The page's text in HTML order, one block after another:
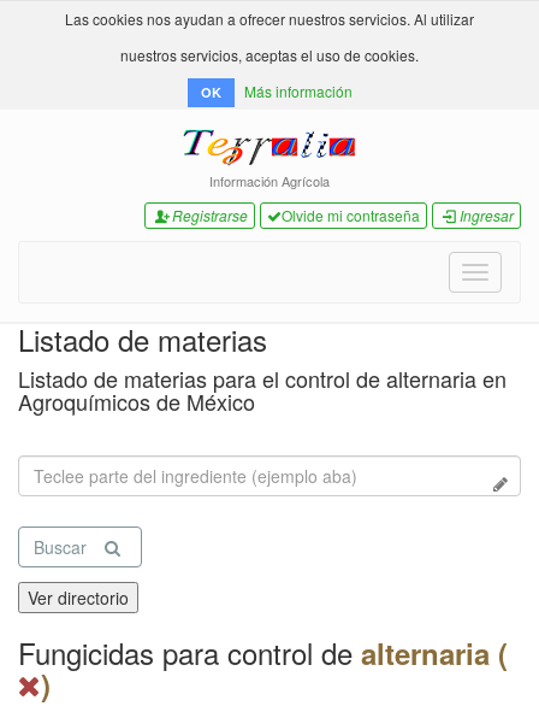
Las cookies nos ayudan a ofrecer nuestros servicios. Al utilizar
nuestros servicios, aceptas el uso de cookies.
OK Más información
Información Agrícola
Registrarse Olvide mi contraseña Ingresar
Toggle
Listado de materias
Listado de materias para el control de alternaria en
Agroquímicos de México
Buscar
Ver directorio
Fungicidas para control de alternaria (
)